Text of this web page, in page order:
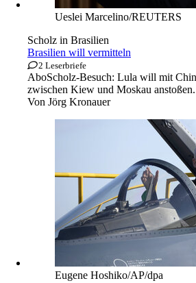
Ueslei Marcelino/REUTERS
Scholz in Brasilien
Brasilien will vermitteln
2 Leserbriefe
AboScholz-Besuch: Lula will mit
zwischen Kiew und Moskau anstoßen.
Von Jörg Kronauer
Eugene Hoshiko/AP/dpa